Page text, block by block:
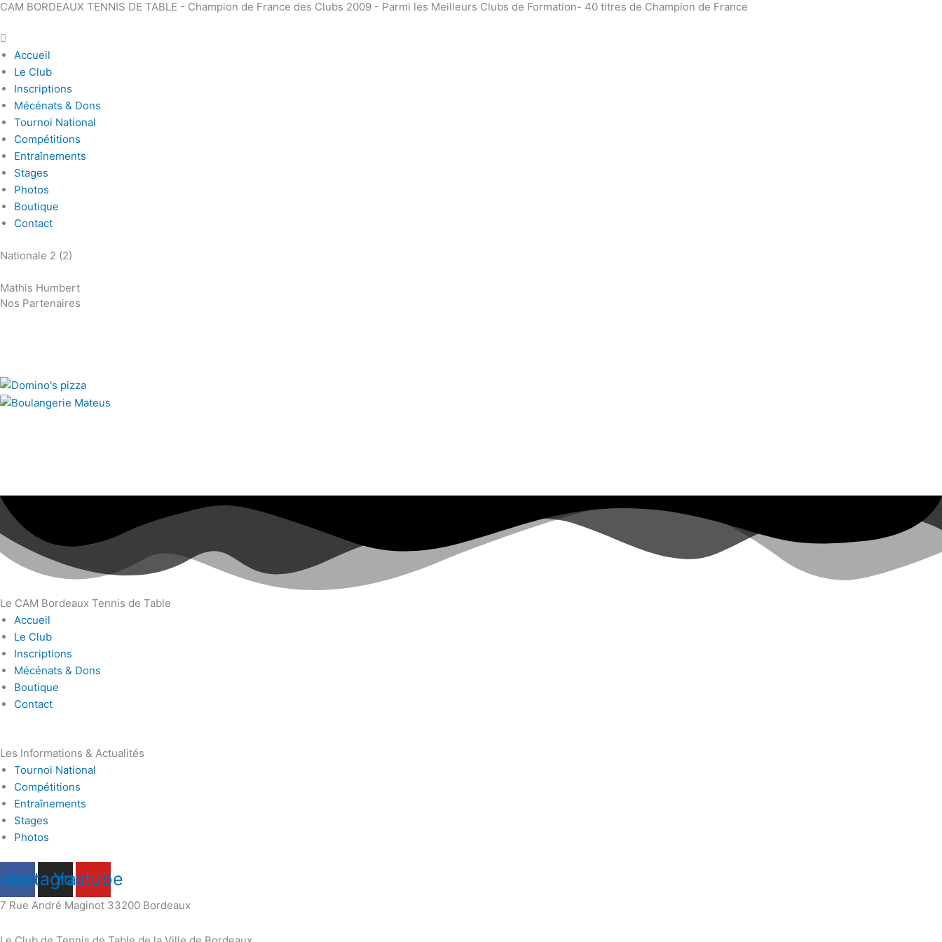
Aller
contenu
CAM BORDEAUX TENNIS DE TABLE - Champion de France des Clubs 2009 - Parmi les Meilleurs Clubs de Formation- 40 titres de Champion de France
Main
Accueil
Le Club
Inscriptions
Mécénats & Dons
Tournoi National
Compétitions
Entraînements
Stages
Photos
Boutique
Contact
Nationale 2 (2)
Mathis Humbert
Nos Partenaires
Le CAM Bordeaux Tennis de Table
Accueil
Le Club
Inscriptions
Mécénats & Dons
Boutique
Contact
Les Informations & Actualités
Tournoi National
Compétitions
Entraînements
Stages
Photos
Instagram
Youtube
7 Rue André Maginot 33200 Bordeaux